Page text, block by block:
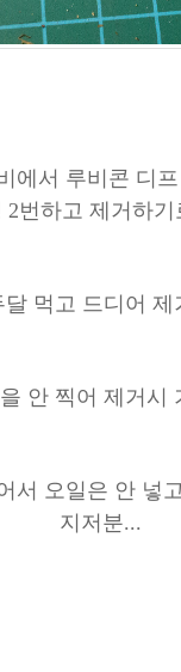
에서 루비콘 디
2번하고 제거하
달 먹고 드디어 제
안 찍어 제거시
서 오일은 안 넣
지저분...